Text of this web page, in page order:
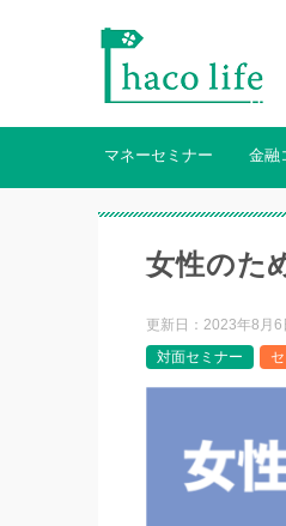
マネーセミナー 金融
女性のた
更新日： 2023年8月6
対面セミナー